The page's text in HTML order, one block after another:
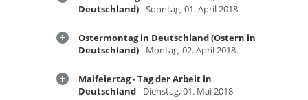
Deutschland)- Sonntag, 01. April 2018
Ostermontag in Deutschland (Ostern in
Deutschland)- Montag, 02. April 2018
Maifeiertag - Tag der Arbeit in
Deutschland- Dienstag, 01. Mai 2018